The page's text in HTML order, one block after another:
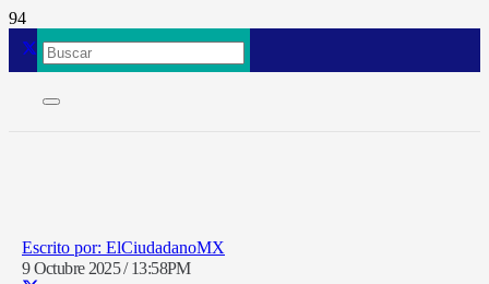
ElCiudadanoMX
9 Octubre 2025 / 13:58PM